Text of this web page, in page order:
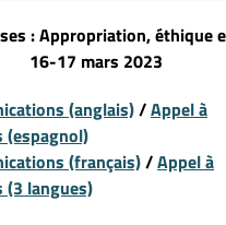
: Appropriation, éthique
16-17 mars 2023
(anglais)/Appel à
(espagnol)
(français)/Appel à
(3 langues)